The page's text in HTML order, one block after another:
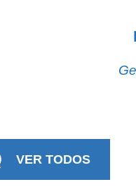
VER TODOS